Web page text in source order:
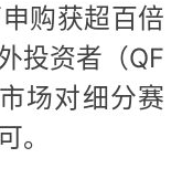
购获超百倍
投资者（QF
场对细分赛
。